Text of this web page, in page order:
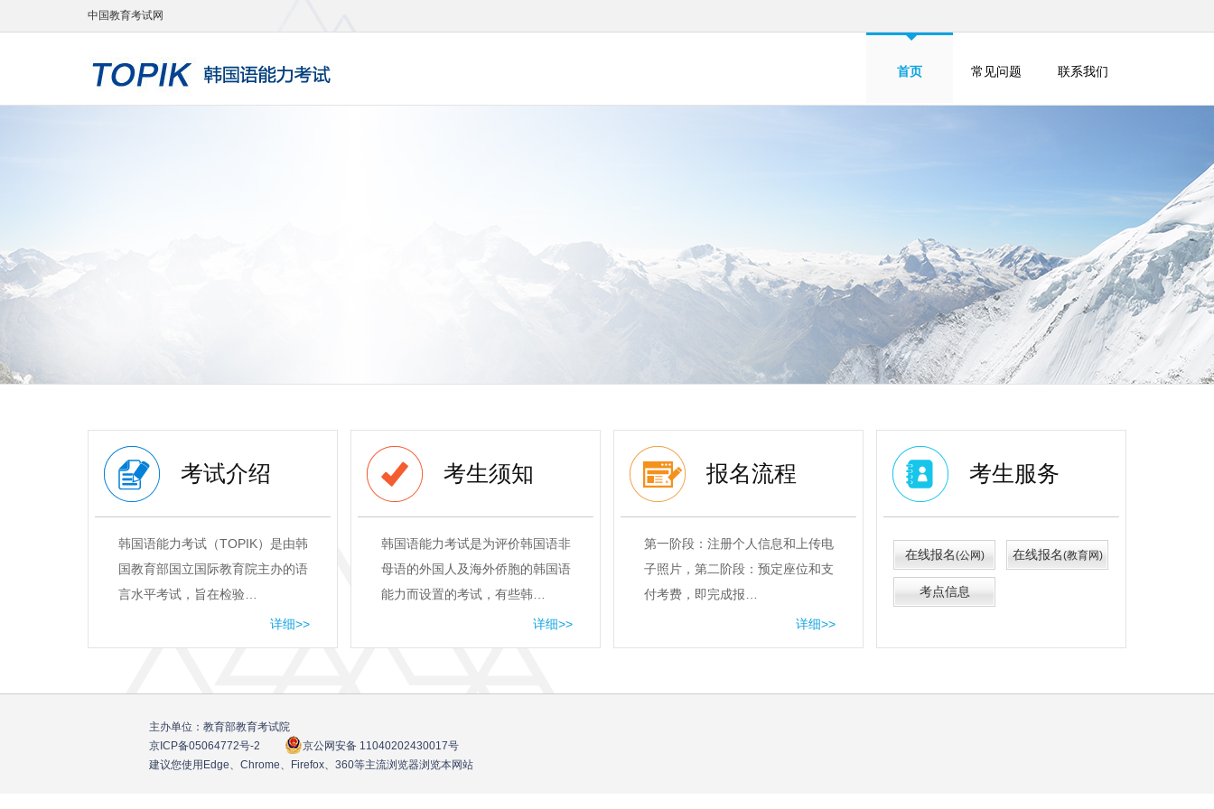
中国教育考试网
首页 常见问题 联系我们
考试介绍
韩国语能力考试（TOPIK）是由韩
国教育部国立国际教育院主办的语
言水平考试，旨在检验…
详细>>
考生须知
韩国语能力考试是为评价韩国语非
母语的外国人及海外侨胞的韩国语
能力而设置的考试，有些韩…
详细>>
报名流程
第一阶段：注册个人信息和上传电
子照片，第二阶段：预定座位和支
付考费，即完成报…
详细>>
考生服务
在线报名(公网) 在线报名(教育网)
考点信息
主办单位：教育部教育考试院
京ICP备05064772号-2
京公网安备 11040202430017号
建议您使用Edge、Chrome、Firefox、360等主流浏览器浏览本网站